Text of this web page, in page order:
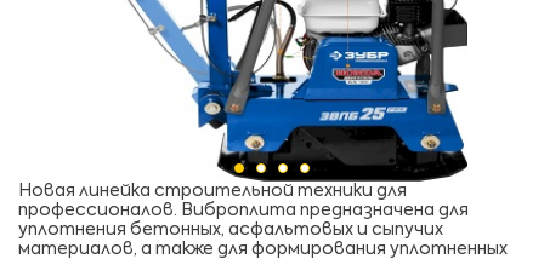
Новая линейка строительной техники для
профессионалов. Виброплита предназначена для
уплотнения бетонных, асфальтовых и сыпучих
материалов, а также для формирования уплотненных